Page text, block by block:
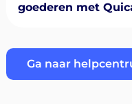
goederen met
Ga naar